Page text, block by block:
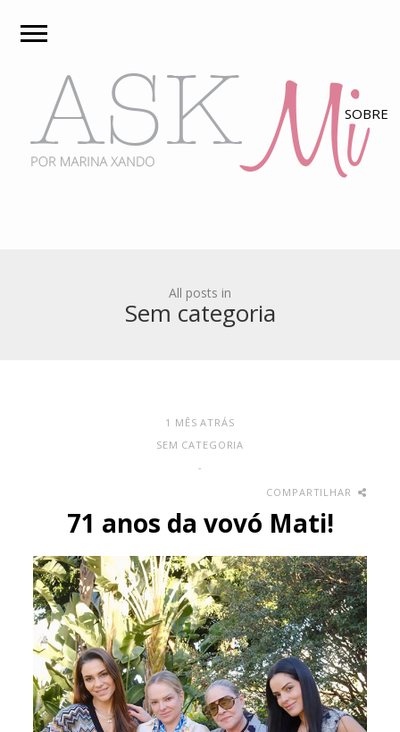
All posts in
Sem categoria
1 MÊS ATRÁS
SEM CATEGORIA
-
COMPARTILHAR
71 anos da vovó Mati!